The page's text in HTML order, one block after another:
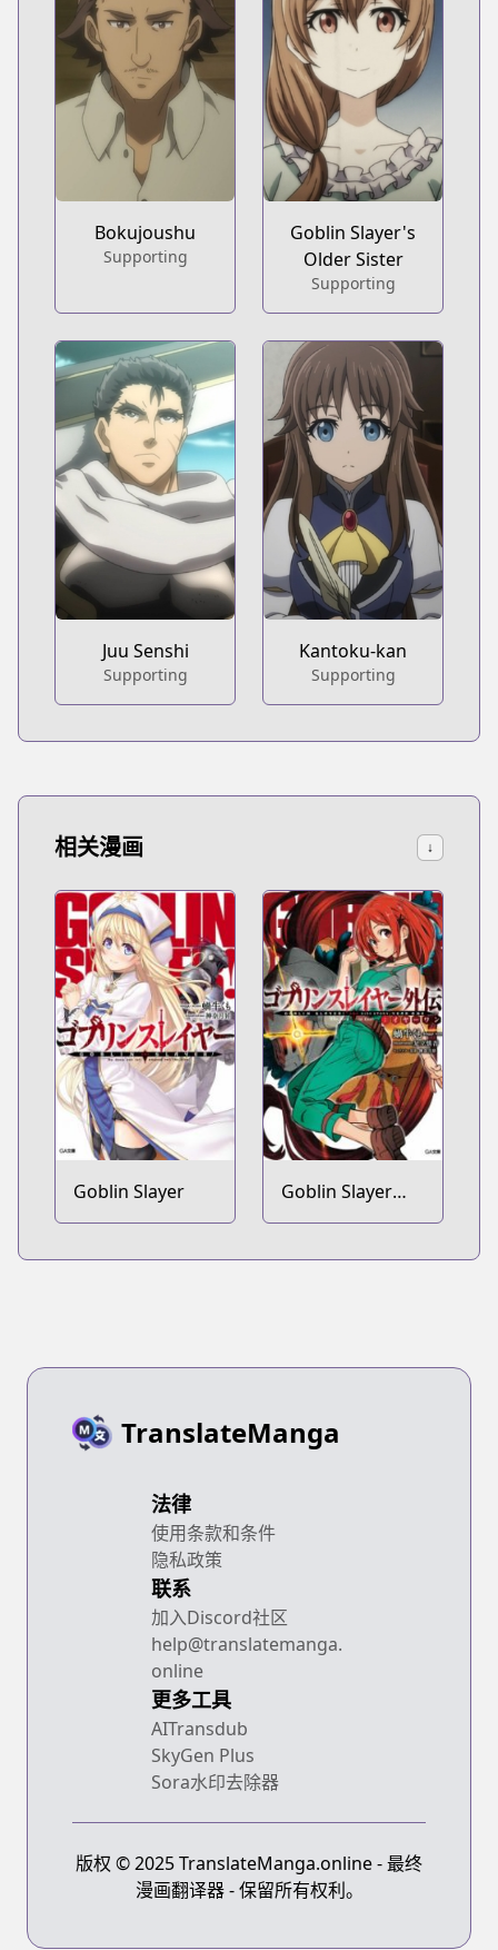
Bokujoushu
Supporting
Goblin Slayer's
Older Sister
Supporting
Juu Senshi
Supporting
Kantoku-kan
Supporting
相关漫画 ↓
Goblin Slayer
Goblin Slayer
Gaiden: Year
TranslateManga
法律
使用条款和条件
隐私政策
联系
加入Discord社区
help@translatemanga.
online
更多工具
AITransdub
SkyGen Plus
Sora水印去除器
版权 © 2025 TranslateManga.online - 最终
漫画翻译器 - 保留所有权利。